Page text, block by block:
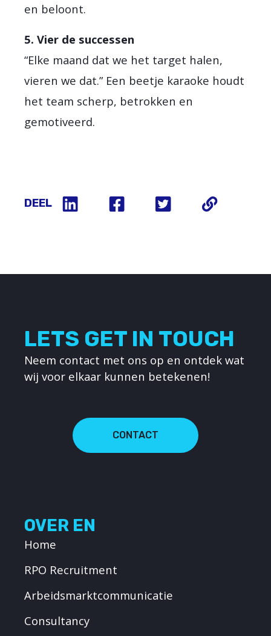
en beloont.
5. Vier de successen
“Elke maand dat we het target halen,
vieren we dat.” Een beetje karaoke houdt
het team scherp, betrokken en
gemotiveerd.
DEEL
LETS GET IN TOUCH
Neem contact met ons op en ontdek wat
wij voor elkaar kunnen betekenen!
CONTACT
OVER EN
Home
RPO Recruitment
Arbeidsmarktcommunicatie
Consultancy